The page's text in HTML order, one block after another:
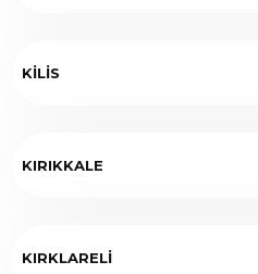
KİLİS
KIRIKKALE
KIRKLARELİ